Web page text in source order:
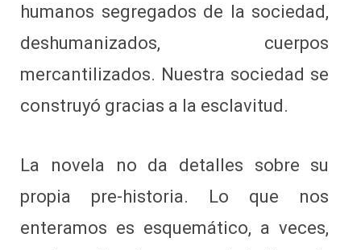
humanos segregados de la sociedad,
deshumanizados, cuerpos
mercantilizados. Nuestra sociedad se
construyó gracias a la esclavitud.
La novela no da detalles sobre su
propia pre-historia. Lo que nos
enteramos es esquemático, a veces,